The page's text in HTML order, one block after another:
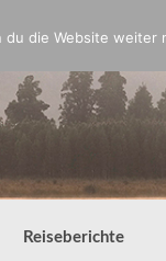
Reiseberichte
die Website